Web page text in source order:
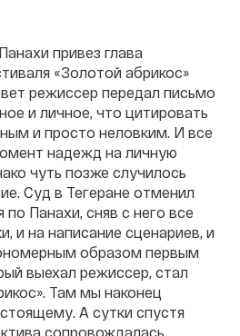
привез глава
«Золотой абрикос»
режиссер передал письмо
и личное, что цитировать
и просто неловким. И все
надежд на личную
чуть позже случилось
Суд в Тегеране отменил
Панахи, сняв с него все
и на написание сценариев, и
образом первым
выехал режиссер, стал
Там мы наконец
А сутки спустя
сопровождалась